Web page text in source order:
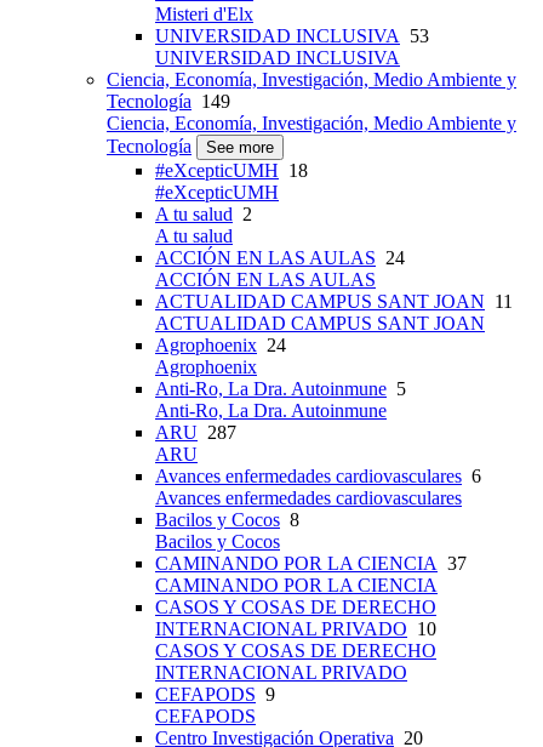
Misteri d'Elx
UNIVERSIDAD INCLUSIVA
53
UNIVERSIDAD INCLUSIVA
Ciencia, Economía, Investigación, Medio Ambiente y
Tecnología 149
Ciencia, Economía, Investigación, Medio Ambiente y
Tecnología
See more
#eXcepticUMH 18
#eXcepticUMH
A tu salud 2
A tu salud
ACCIÓN EN LAS AULAS 24
ACCIÓN EN LAS AULAS
ACTUALIDAD CAMPUS SANT JOAN 11
ACTUALIDAD CAMPUS SANT JOAN
Agrophoenix 24
Agrophoenix
Anti-Ro, La Dra. Autoinmune 5
Anti-Ro, La Dra. Autoinmune
ARU 287
ARU
Avances enfermedades cardiovasculares 6
Avances enfermedades cardiovasculares
Bacilos y Cocos 8
Bacilos y Cocos
CAMINANDO POR LA CIENCIA 37
CAMINANDO POR LA CIENCIA
CASOS Y COSAS DE DERECHO
INTERNACIONAL PRIVADO 10
CASOS Y COSAS DE DERECHO
INTERNACIONAL PRIVADO
CEFAPODS 9
CEFAPODS
Centro Investigación Operativa 20